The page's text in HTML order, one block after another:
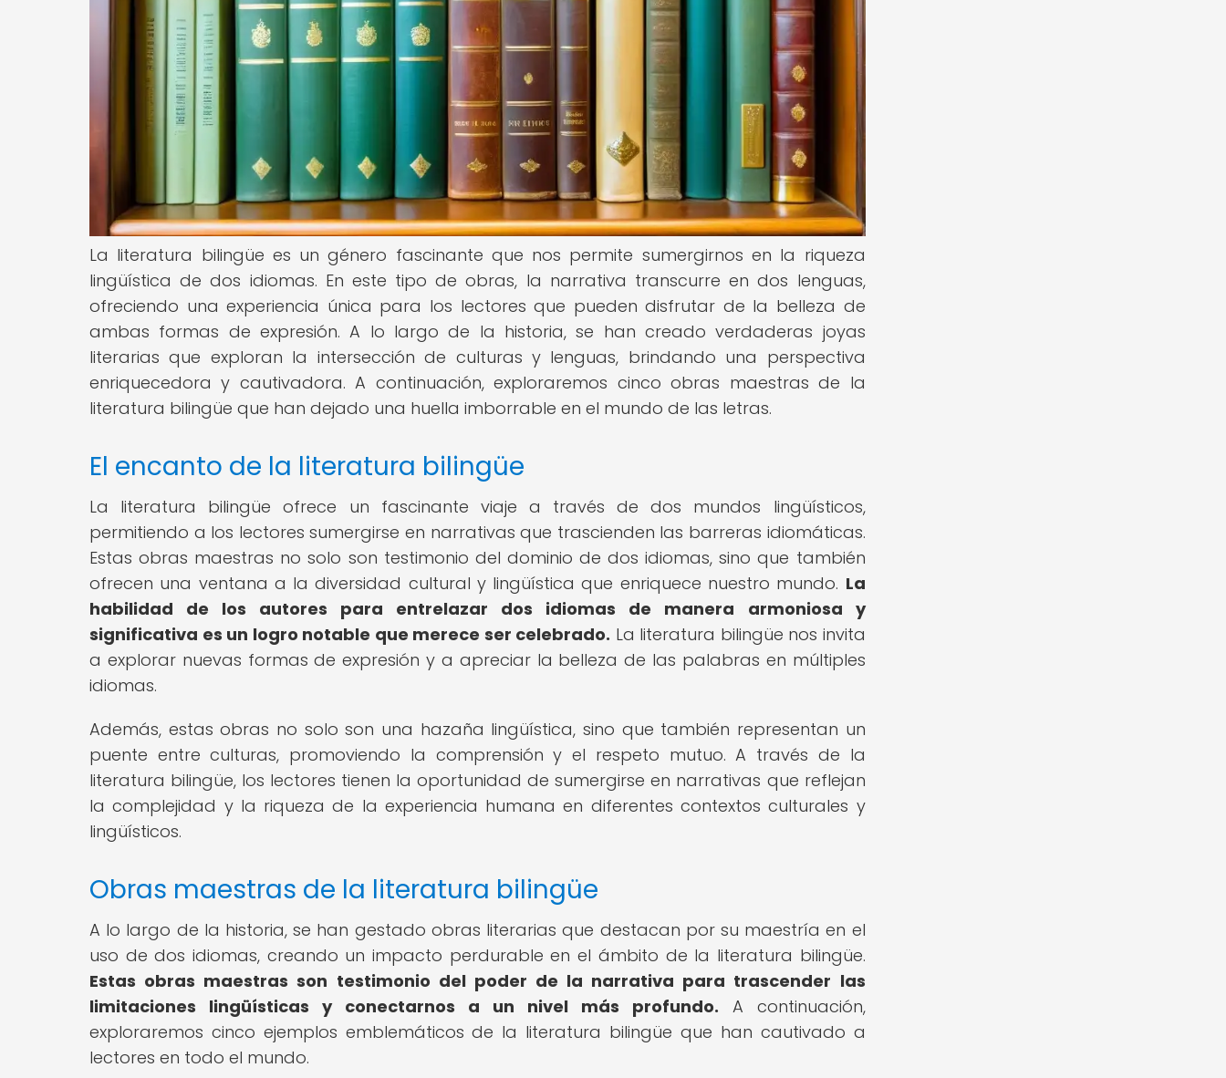
La literatura bilingüe es un género fascinante que nos permite sumergirnos en la riqueza
lingüística de dos idiomas. En este tipo de obras, la narrativa transcurre en dos lenguas,
ofreciendo una experiencia única para los lectores que pueden disfrutar de la belleza de
ambas formas de expresión. A lo largo de la historia, se han creado verdaderas joyas
literarias que exploran la intersección de culturas y lenguas, brindando una perspectiva
enriquecedora y cautivadora. A continuación, exploraremos cinco obras maestras de la
literatura bilingüe que han dejado una huella imborrable en el mundo de las letras.
El encanto de la literatura bilingüe
La literatura bilingüe ofrece un fascinante viaje a través de dos mundos lingüísticos,
permitiendo a los lectores sumergirse en narrativas que trascienden las barreras idiomáticas.
Estas obras maestras no solo son testimonio del dominio de dos idiomas, sino que también
ofrecen una ventana a la diversidad cultural y lingüística que enriquece nuestro mundo. La
habilidad de los autores para entrelazar dos idiomas de manera armoniosa y
significativa es un logro notable que merece ser celebrado. La literatura bilingüe nos invita
a explorar nuevas formas de expresión y a apreciar la belleza de las palabras en múltiples
idiomas.
Además, estas obras no solo son una hazaña lingüística, sino que también representan un
puente entre culturas, promoviendo la comprensión y el respeto mutuo. A través de la
literatura bilingüe, los lectores tienen la oportunidad de sumergirse en narrativas que reflejan
la complejidad y la riqueza de la experiencia humana en diferentes contextos culturales y
lingüísticos.
Obras maestras de la literatura bilingüe
A lo largo de la historia, se han gestado obras literarias que destacan por su maestría en el
uso de dos idiomas, creando un impacto perdurable en el ámbito de la literatura bilingüe.
Estas obras maestras son testimonio del poder de la narrativa para trascender las
limitaciones lingüísticas y conectarnos a un nivel más profundo. A continuación,
exploraremos cinco ejemplos emblemáticos de la literatura bilingüe que han cautivado a
lectores en todo el mundo.